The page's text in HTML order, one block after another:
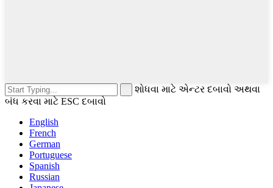
શોધવા માટે એન્ટર દબાવો અથવા
બંધ કરવા માટે ESC દબાવો
English
French
German
Portuguese
Spanish
Russian